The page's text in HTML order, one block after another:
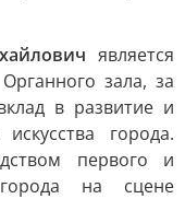
является
зала, за
в развитие и
города.
первого и
на сцене